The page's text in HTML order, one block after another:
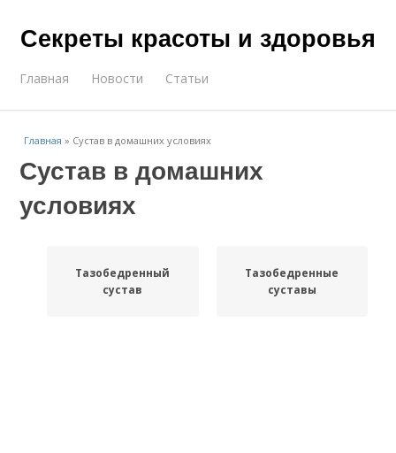
Секреты красоты и здоровья
Главная Новости Статьи
Главная » Сустав в домашних условиях
Сустав в домашних
условиях
Тазобедренный
сустав
Тазобедренные
суставы